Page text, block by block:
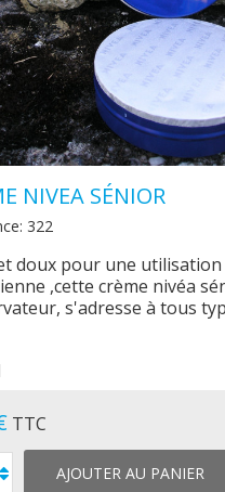
NIVEA SÉNIOR
322
doux pour une utilisation
,cette crème nivéa
s'adresse à tous
TTC
AJOUTER AU PANIER